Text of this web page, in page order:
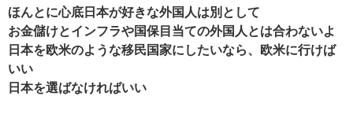
ほんとに心底日本が好きな外国人は別として
お金儲けとインフラや国保目当ての外国人とは合わないよ
日本を欧米のような移民国家にしたいなら、欧米に行けば
いい
日本を選ばなければいい